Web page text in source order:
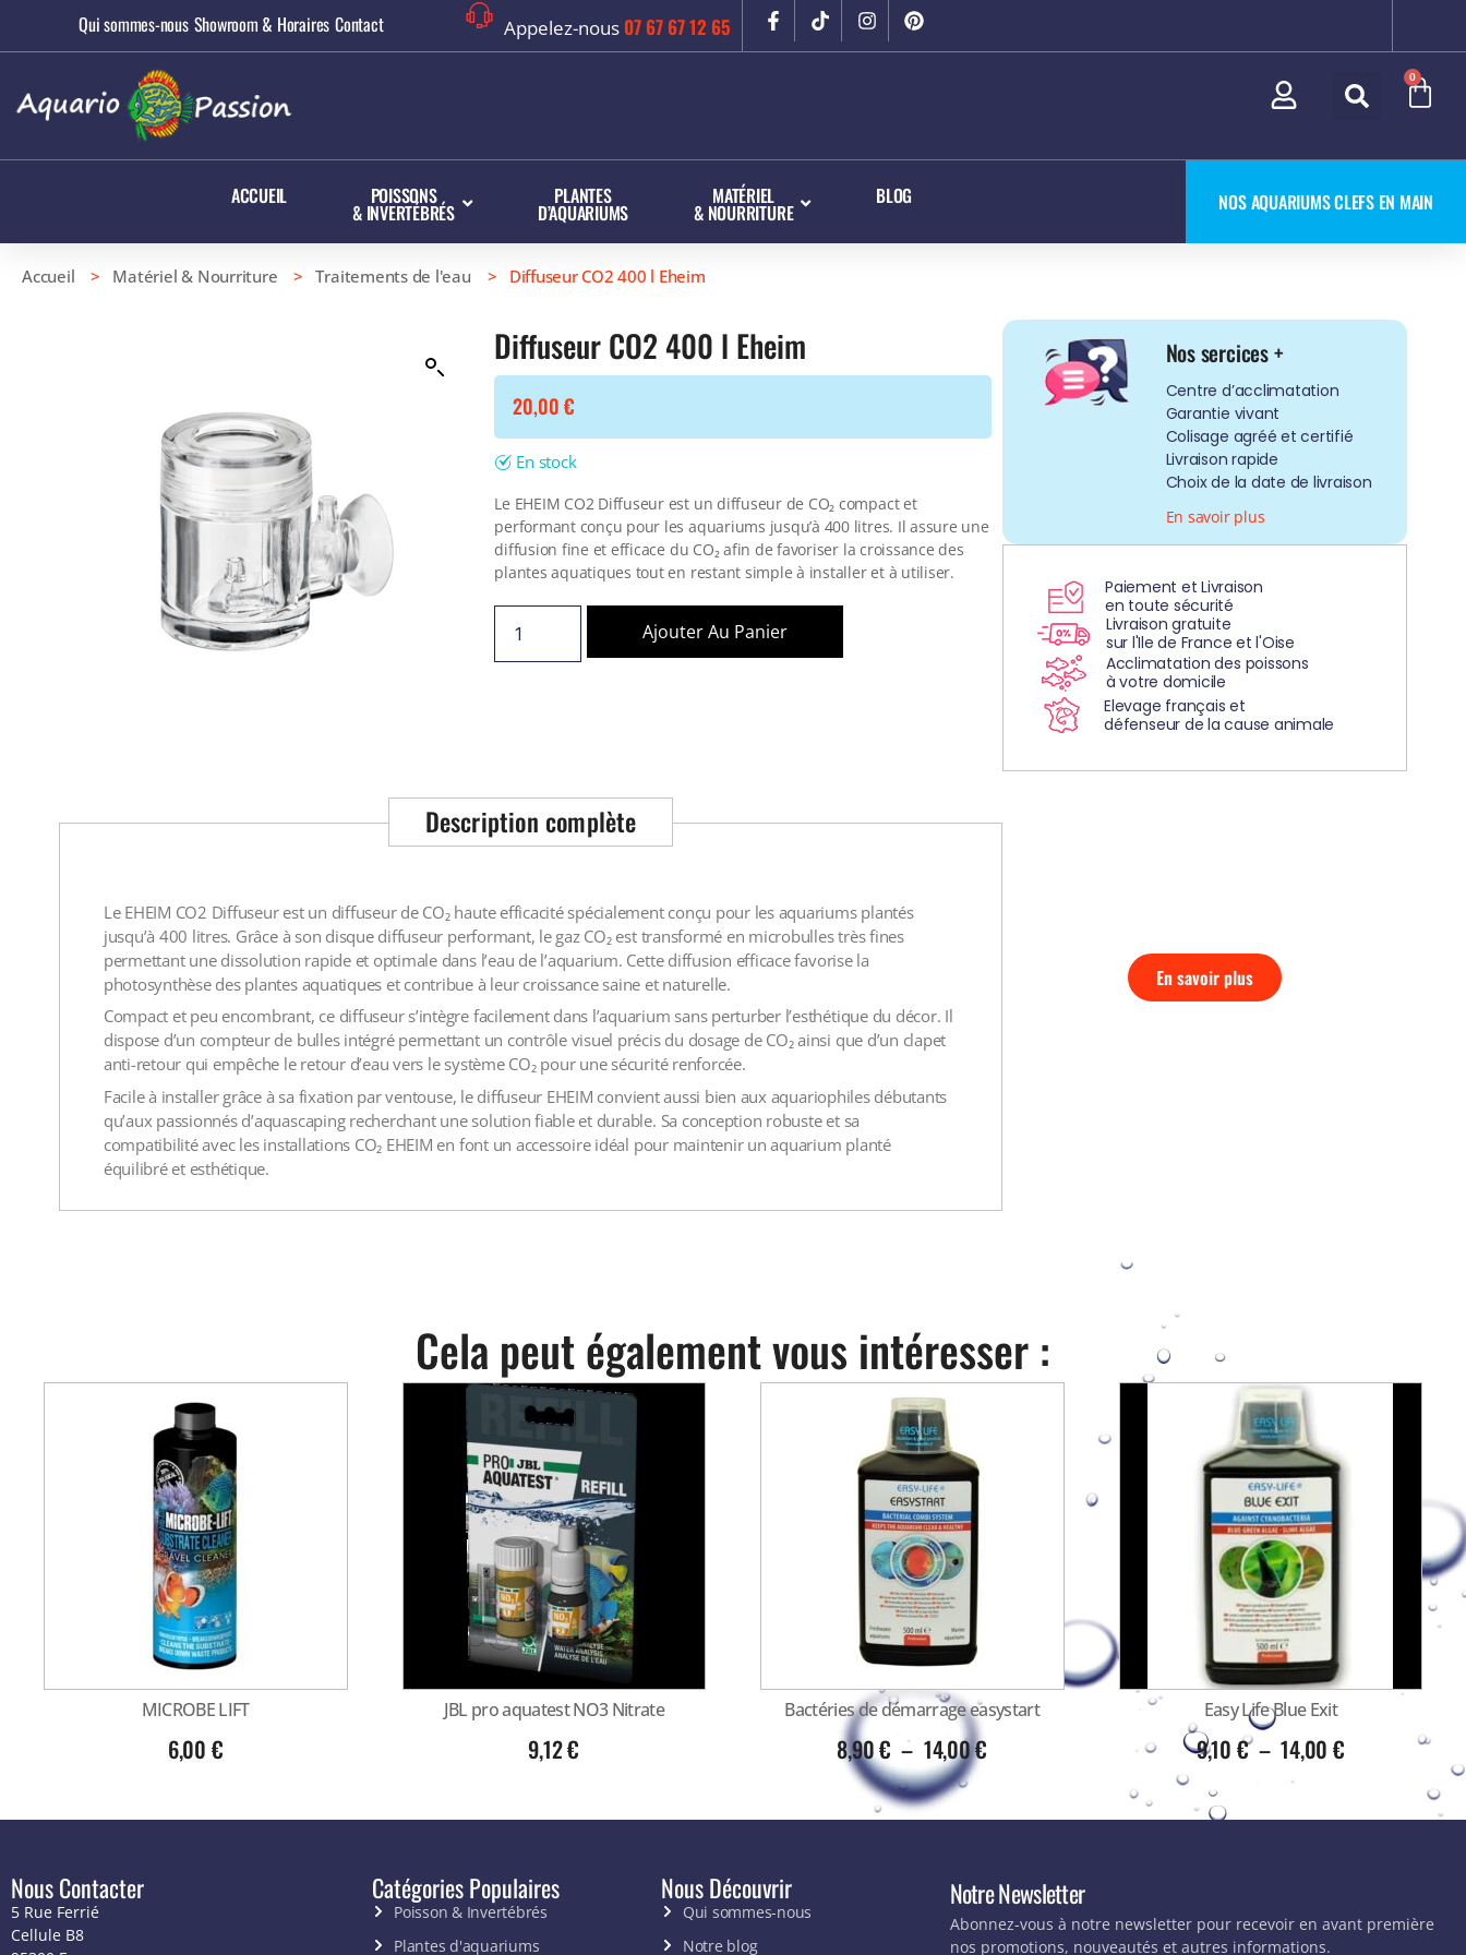
Qui sommes-nous Showroom & Horaires Contact Appelez-nous 07 67 67 12 65
0
ACCUEIL POISSONS
& INVERTÉBRÉS
PLANTES
D’AQUARIUMS
MATÉRIEL
& NOURRITURE
BLOG NOS AQUARIUMS CLEFS EN MAIN
Accueil > Matériel & Nourriture >Traitements de l'eau > Diffuseur CO2 400 l Eheim
Diffuseur CO2 400 l Eheim
20,00€
En stock
Le EHEIM CO2 Diffuseur est un diffuseur de CO₂ compact et
performant conçu pour les aquariums jusqu’à 400 litres. Il assure une
diffusion fine et efficace du CO₂ afin de favoriser la croissance des
plantes aquatiques tout en restant simple à installer et à utiliser.
Ajouter Au Panier
Description complète
Le EHEIM CO2 Diffuseur est un diffuseur de CO₂ haute efficacité spécialement conçu pour les aquariums plantés
jusqu’à 400 litres. Grâce à son disque diffuseur performant, le gaz CO₂ est transformé en microbulles très fines
permettant une dissolution rapide et optimale dans l’eau de l’aquarium. Cette diffusion efficace favorise la
photosynthèse des plantes aquatiques et contribue à leur croissance saine et naturelle.
Compact et peu encombrant, ce diffuseur s’intègre facilement dans l’aquarium sans perturber l’esthétique du décor. Il
dispose d’un compteur de bulles intégré permettant un contrôle visuel précis du dosage de CO₂ ainsi que d’un clapet
anti-retour qui empêche le retour d’eau vers le système CO₂ pour une sécurité renforcée.
Facile à installer grâce à sa fixation par ventouse, le diffuseur EHEIM convient aussi bien aux aquariophiles débutants
qu’aux passionnés d’aquascaping recherchant une solution fiable et durable. Sa conception robuste et sa
compatibilité avec les installations CO₂ EHEIM en font un accessoire idéal pour maintenir un aquarium planté
équilibré et esthétique.
Nos sercices +
Centre d’acclimatation
Garantie vivant
Colisage agréé et certifié
Livraison rapide
Choix de la date de livraison
En savoir plus
Paiement et Livraison
en toute sécurité
Livraison gratuite
sur l'Ile de France et l'Oise
Acclimatation des poissons
à votre domicile
Elevage français et
défenseur de la cause animale
En savoir plus
Cela peut également vous intéresser :
MICROBE LIFT
6,00 €
JBL pro aquatest NO3 Nitrate
9,12€
Bactéries de démarrage easystart
8,90€ – 14,00€
Easy Life Blue Exit
9,10 € – 14,00 €
Nous Contacter
5 Rue Ferrié
Cellule B8
Catégories Populaires
Poisson & Invertébrés
Plantes d'aquariums
Nous Découvrir
Qui sommes-nous
Notre blog
Notre Newsletter
Abonnez-vous à notre newsletter pour recevoir en avant première
nos promotions, nouveautés et autres informations.